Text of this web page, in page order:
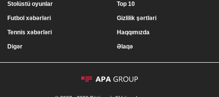
Stolüstü oyunlar Top 10
Futbol xəbərləri
Tennis xəbərləri
Digər
Gizlilik şərtləri
Haqqımızda
Əlaqə